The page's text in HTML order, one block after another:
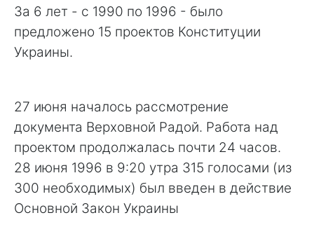
За 6 лет - с 1990 по 1996 - было
предложено 15 проектов Конституции
Украины.
27 июня началось рассмотрение
документа Верховной Радой. Работа над
проектом продолжалась почти 24 часов.
28 июня 1996 в 9:20 утра 315 голосами (из
300 необходимых) был введен в действие
Основной Закон Украины